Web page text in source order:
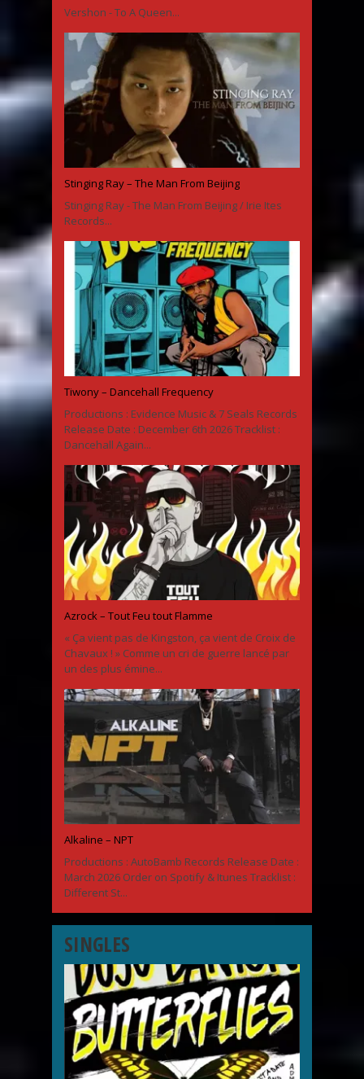
Vershon - To A Queen...
Stinging Ray – The Man From Beijing
Stinging Ray - The Man From Beijing / Irie Ites
Records...
Tiwony – Dancehall Frequency
Productions : Evidence Music & 7 Seals Records
Release Date : December 6th 2026 Tracklist :
Dancehall Again...
Azrock – Tout Feu tout Flamme
« Ça vient pas de Kingston, ça vient de Croix de
Chavaux ! » Comme un cri de guerre lancé par
un des plus émine...
Alkaline – NPT
Productions : AutoBamb Records Release Date :
March 2026 Order on Spotify & Itunes Tracklist :
Different St...
SINGLES